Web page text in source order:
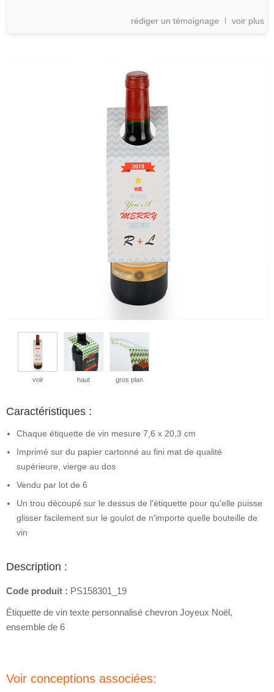
rédiger un témoignage voir plus
voir haut gros plan
Caractéristiques :
Chaque étiquette de vin mesure 7,6 x 20,3 cm
Imprimé sur du papier cartonné au fini mat de qualité
supérieure, vierge au dos
Vendu par lot de 6
Un trou découpé sur le dessus de l'étiquette pour qu'elle puisse
glisser facilement sur le goulot de n'importe quelle bouteille de
vin
Description :
Code produit : PS158301_19
Étiquette de vin texte personnalisé chevron Joyeux Noël,
ensemble de 6
Voir conceptions associées: